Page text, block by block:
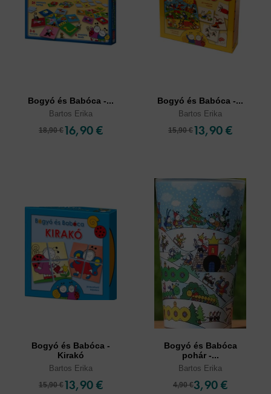
Bogyó és Babóca -...
Bartos Erika
18,90 €16,90 €
Bogyó és Babóca -...
Bartos Erika
15,90 €13,90 €
Bogyó és Babóca -
Kirakó
Bartos Erika
15,90 €13,90 €
Bogyó és Babóca
pohár -...
Bartos Erika
4,90 €3,90 €